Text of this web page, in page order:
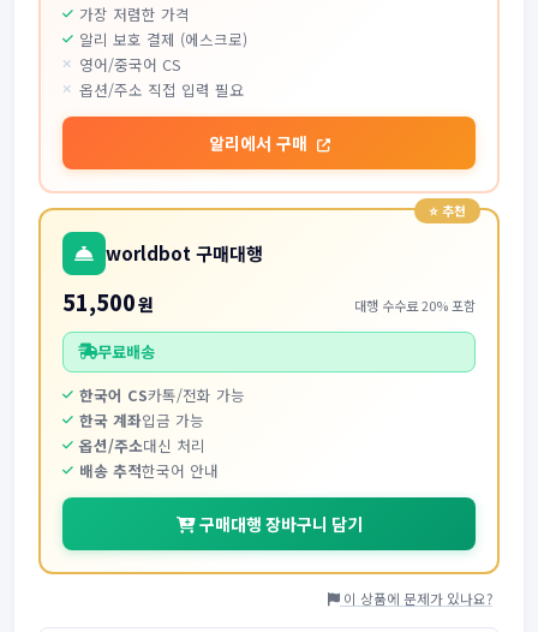
가장 저렴한 가격
알리 보호 결제 (에스크로)
영어/중국어 CS
옵션/주소 직접 입력 필요
알리에서 구매
worldbot 구매대행
51,500원 대행 수수료 20% 포함
무료배송
한국어 CS카톡/전화 가능
한국 계좌입금 가능
옵션/주소대신 처리
배송 추적한국어 안내
구매대행 장바구니 담기
이 상품에 문제가 있나요?